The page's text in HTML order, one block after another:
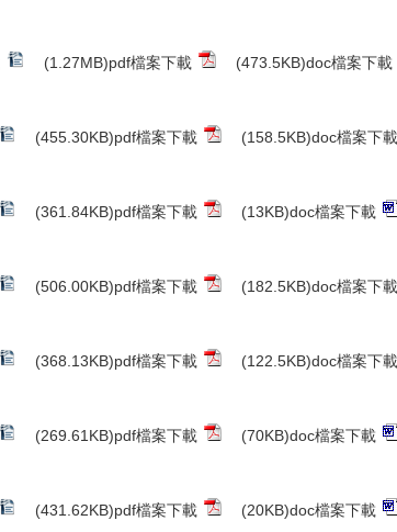
(1.27MB)pdf檔案下載 (473.5KB)doc檔案下載
(455.30KB)pdf檔案下載 (158.5KB)doc檔案下載
(361.84KB)pdf檔案下載 (13KB)doc檔案下載
(506.00KB)pdf檔案下載 (182.5KB)doc檔案下載
(368.13KB)pdf檔案下載 (122.5KB)doc檔案下載
(269.61KB)pdf檔案下載 (70KB)doc檔案下載
(431.62KB)pdf檔案下載 (20KB)doc檔案下載